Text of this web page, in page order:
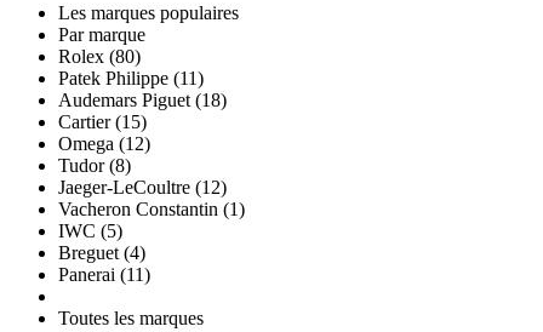
Les marques populaires
Par marque
Rolex (80)
Patek Philippe (11)
Audemars Piguet (18)
Cartier (15)
Omega (12)
Tudor (8)
Jaeger-LeCoultre (12)
Vacheron Constantin (1)
IWC (5)
Breguet (4)
Panerai (11)
Toutes les marques